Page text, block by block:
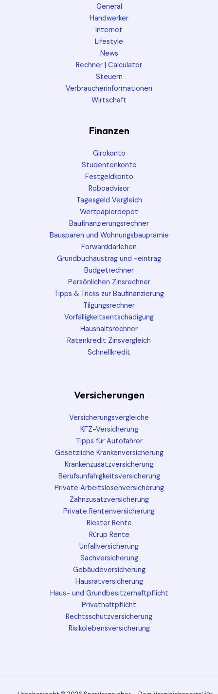
General
Handwerker
Internet
Lifestyle
News
Rechner | Calculator
Steuern
Verbraucherinformationen
Wirtschaft
Finanzen
Girokonto
Studentenkonto
Festgeldkonto
Roboadvisor
Tagesgeld Vergleich
Wertpapierdepot
Baufinanzierungsrechner
Bausparen und Wohnungsbauprämie
Forwarddarlehen
Grundbuchaustrag und -eintrag
Budgetrechner
Persönlichen Zinsrechner
Tipps & Tricks zur Baufinanzierung
Tilgungsrechner
Vorfälligkeitsentschädigung
Haushaltsrechner
Ratenkredit Zinsvergleich
Schnellkredit
Versicherungen
Versicherungsvergleiche
KFZ-Versicherung
Tipps für Autofahrer
Gesetzliche Krankenversicherung
Krankenzusatzversicherung
Berufsunfähigkeitsversicherung
Private Arbeitslosenversicherung
Zahnzusatzversicherung
Private Rentenversicherung
Riester Rente
Rürup Rente
Unfallversicherung
Sachversicherung
Gebäudeversicherung
Hausratversicherung
Haus- und Grundbesitzerhaftpflicht
Privathaftpflicht
Rechtsschutzversicherung
Risikolebensversicherung